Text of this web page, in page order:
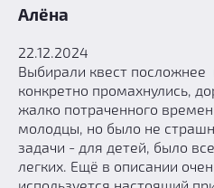
Алёна
22.12.2024
Выбирали квест посложнее
конкретно промахнулись,
жалко потраченного
молодцы, но было не
задачи - для детей, было
легких. Ещё в описании